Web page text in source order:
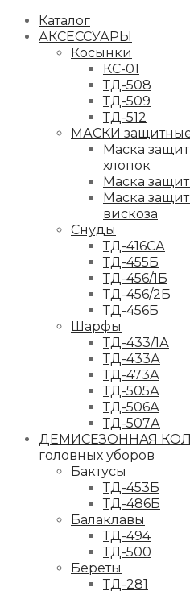
Каталог
АКСЕССУАРЫ
Косынки
КС-01
ТД-508
ТД-509
ТД-512
МАСКИ
Маска
хлопок
Маска
Маска
вискоза
Снуды
ТД-416СА
ТД-455Б
ТД-456/1Б
ТД-456/2Б
ТД-456Б
Шарфы
ТД-433/1А
ТД-433А
ТД-473А
ТД-505А
ТД-506А
ТД-507А
ДЕМИСЕЗОННАЯ
головных уборов
Бактусы
ТД-453Б
ТД-486Б
Балаклавы
ТД-494
ТД-500
Береты
ТД-281